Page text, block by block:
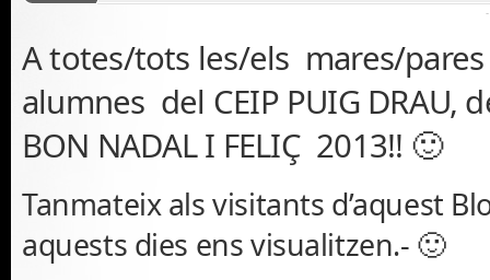
Recursos Blocs
A totes/tots les/els mares/
alumnes del CEIP PUIG DRAU,
BON NADAL I FELIÇ 2013!! 🙂
Tanmateix als visitants d’aquest
aquests dies ens visualitzen.- 🙂